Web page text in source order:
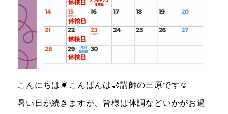
お問い合わせ 公式LINE
TEL
WEB予約はこちら
こんにちは☀こんばんは🌙講師の三原です☺
暑い日が続きますが、皆様は体調などいかがお過